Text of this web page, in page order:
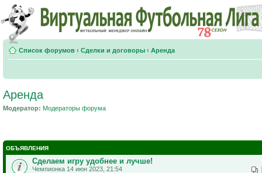
Список форумов ‹ Сделки и договоры ‹ Аренда
Аренда
Модератор: Модераторы форума
ОБЪЯВЛЕНИЯ
Сделаем игру удобнее и лучше!
Чемпионка 14 июн 2023, 21:54